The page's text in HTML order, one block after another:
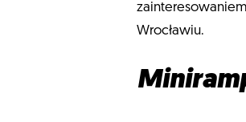
Wrocławiu.